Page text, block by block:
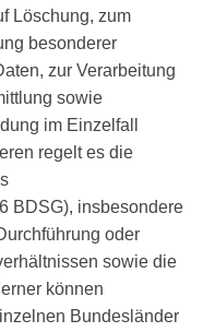
Löschung, zum
besonderer
zur Verarbeitung
sowie
im Einzelfall
regelt es die
BDSG), insbesondere
oder
sowie die
können
Bundesländer